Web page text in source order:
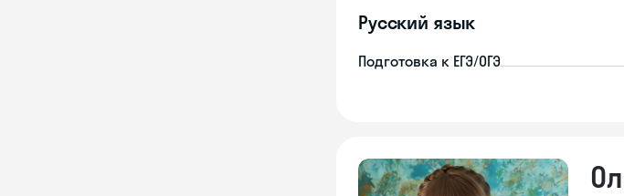
Русский язык
Подготовка к ЕГЭ/ОГЭ